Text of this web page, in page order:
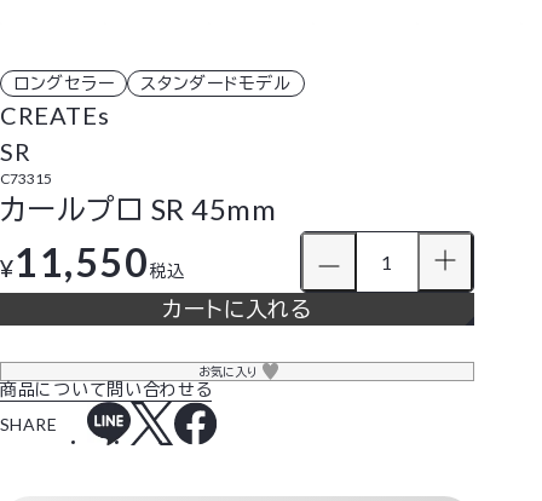
ロングセラー スタンダードモデル
CREATEs
SR
C73315
カールプロ SR 45mm
¥11,550税込
カートに入れる
お気に入り
商品について問い合わせる
SHARE